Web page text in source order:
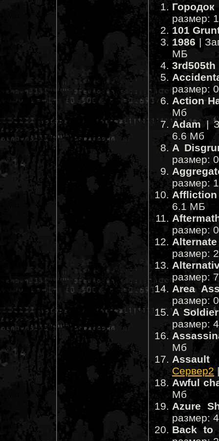
размер:
101
1986 |
МБ
3rd505th
размер:
Action
Мб
Adam |
6.6 Мб
A
размер:
размер:
Affliction
6.1 МБ
размер:
размер:
размер:
Area
размер:
A
размер:
Мб
Assault
Сервер2
Awful
Мб
Azure
размер:
Back to